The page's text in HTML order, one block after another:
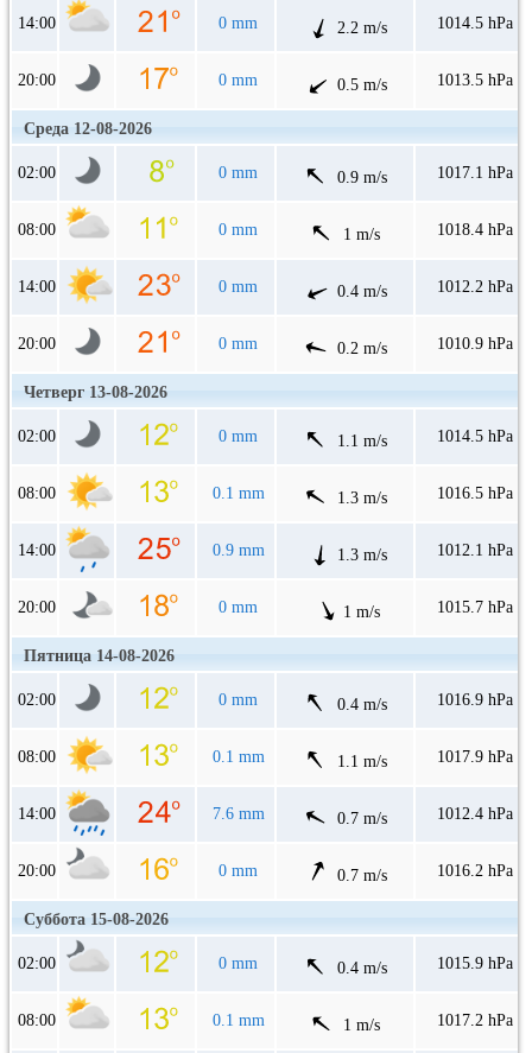
14:00 0 mm 2.2 m/s 1014.5 hPa
20:00 0 mm 0.5 m/s 1013.5 hPa
Среда 12-08-2026
02:00 0 mm 0.9 m/s 1017.1 hPa
08:00 0 mm 1 m/s 1018.4 hPa
14:00 0 mm 0.4 m/s 1012.2 hPa
20:00 0 mm 0.2 m/s 1010.9 hPa
Четверг 13-08-2026
02:00 0 mm 1.1 m/s 1014.5 hPa
08:00 0.1 mm 1.3 m/s 1016.5 hPa
14:00 0.9 mm 1.3 m/s 1012.1 hPa
20:00 0 mm 1 m/s 1015.7 hPa
Пятница 14-08-2026
02:00 0 mm 0.4 m/s 1016.9 hPa
08:00 0.1 mm 1.1 m/s 1017.9 hPa
14:00 7.6 mm 0.7 m/s 1012.4 hPa
20:00 0 mm 0.7 m/s 1016.2 hPa
Суббота 15-08-2026
02:00 0 mm 0.4 m/s 1015.9 hPa
08:00 0.1 mm 1 m/s 1017.2 hPa